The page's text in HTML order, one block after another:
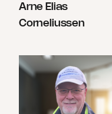
Arne Elias
Corneliussen